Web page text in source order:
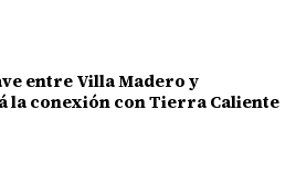
entre Villa Madero y
la conexión con Tierra Caliente